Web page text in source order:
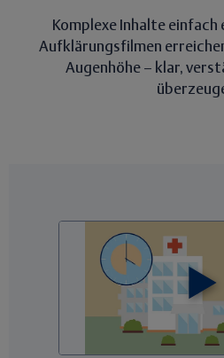
Komplexe Inhalte
Aufklärungsfilmen
Augenhöhe – klar,